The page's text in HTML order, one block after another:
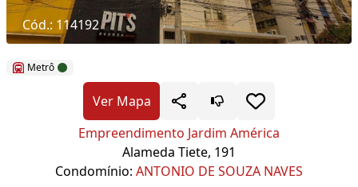
Cód.: 114192
Metrô
Ver Mapa
Empreendimento Jardim América
Alameda Tiete, 191
Condomínio: ANTONIO DE SOUZA NAVES